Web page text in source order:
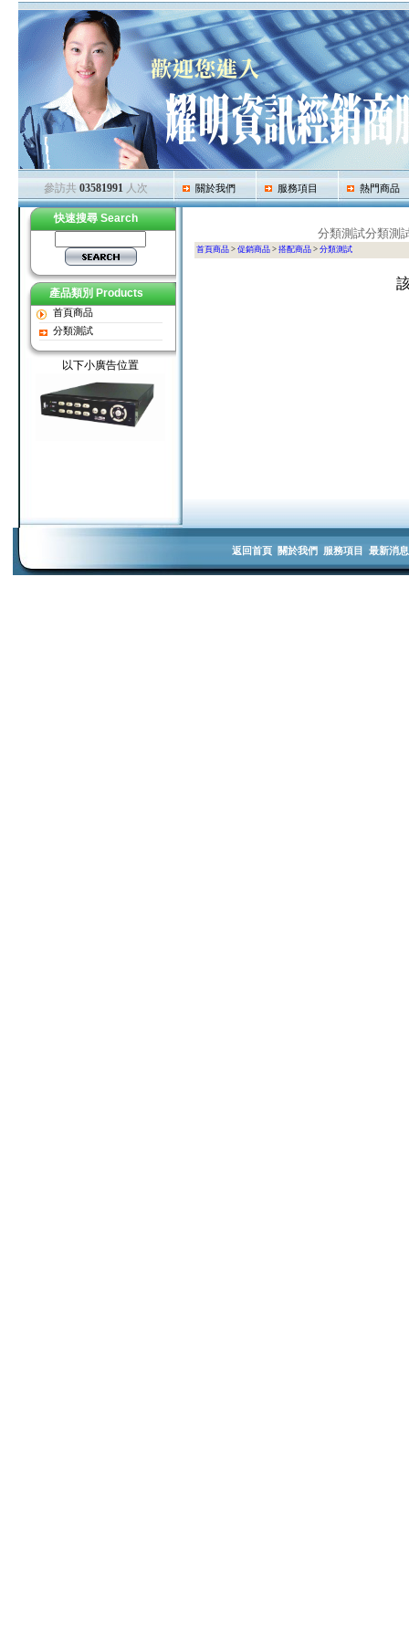
參訪共 03581991 人次 關於我們 服務項目 熱門商品
快速搜尋 Search
產品類別 Products
首頁商品
分類測試
以下小廣告位置
分類測試分類測
首頁商品> 促銷商品> 搭配商品> 分類測試
返回首頁 關於我們 服務項目 最新消息